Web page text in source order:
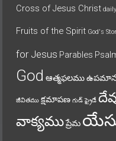
Cross of Jesus Christ
Fruits of the Spirit God's
for Jesus Parables
God ఆత్మఫలము
జీవితము క్షమాపణ గుడ్ ఫ్రైడే
వాక్యముప్రేమ యేసు